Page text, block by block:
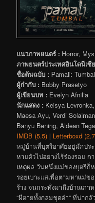
แนวภาพยนตร์ : Horror,
ภาพยนตร์ประเทศอินโดนีเซีย
ชื่อต้นฉบับ : Pamali: Tumbal
ผู้กำกับ : Bobby Prasetyo
ผู้เขียนบท : Evelyn Afnilia
นักแสดง : Keisya
Maesa Ayu, Verdi
Banyu Bening, Aldean
IMDB (5.5) | Letterboxd
หมู่บ้านที่บุตรีอาศัยอยู่มักปร
หายตัวไปอย่างไร้ร่องรอย ก
เหตุผล วันหนึ่งแม่ของบุตรีก็
รอยเบาะแสเพื่อตามหาแม่ข
ร้าง จนกระทั่งมาถึงบ้านเก่า
“ผีตายทั้งกลมชุดดำ” ที่น่ากลั